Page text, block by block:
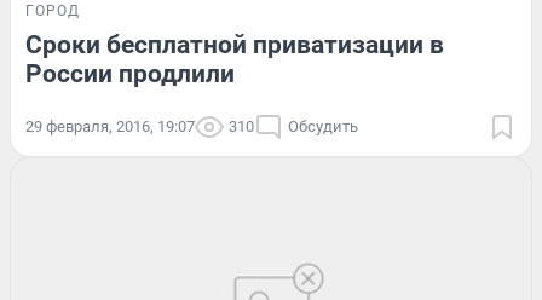
ГОРОД
Сроки бесплатной приватизации в
России продлили
29 февраля, 2016, 19:07 310 Обсудить